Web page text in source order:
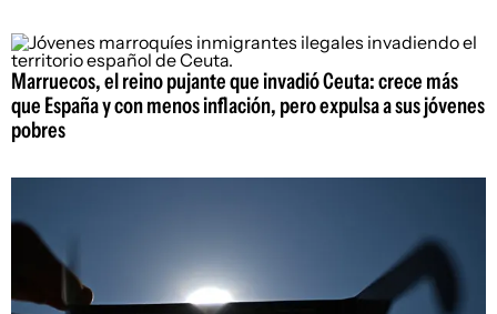
Marruecos, el reino pujante que invadió Ceuta: crece más
que España y con menos inflación, pero expulsa a sus jóvenes
pobres